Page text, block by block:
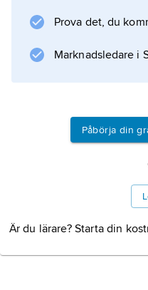
Prova det, du
Marknadsledare i
Påbörja din
Är du lärare? Starta din